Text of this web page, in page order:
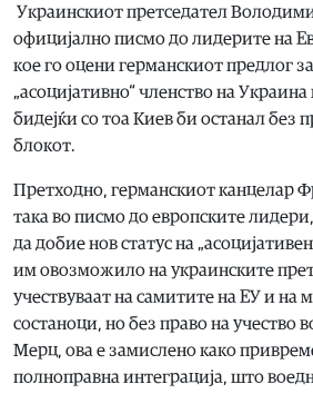
Украинскиот претседател
официјално писмо до лидерите на
кое го оцени германскиот предлог
„асоцијативно“ членство на Украина
бидејќи со тоа Киев би останал без
блокот.
Претходно, германскиот канцелар
така во писмо до европските
да добие нов статус на
им овозможило на украинските
учествуваат на самитите на ЕУ и на
состаноци, но без право на учество
Мерц, ова е замислено како
полноправна интеграција, што